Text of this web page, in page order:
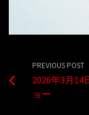
PREVIOUS POST
2026年3月
ョー